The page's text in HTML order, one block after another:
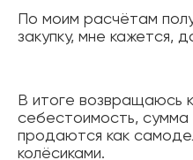
По моим расчётам
закупку, мне кажется,
В итоге возвращаюсь
себестоимость, сумма
продаются как
колёсиками.